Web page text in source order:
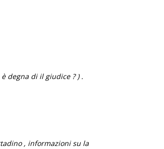
degna di il giudice ? ) .
, informazioni su la